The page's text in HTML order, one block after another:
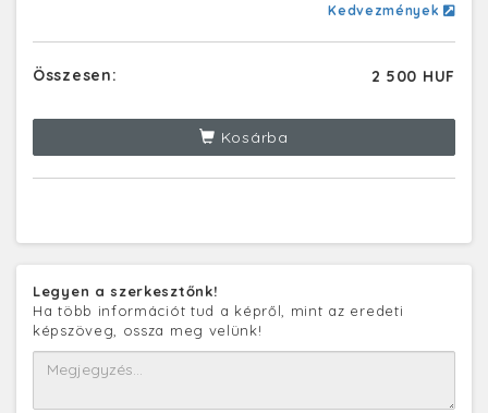
Kedvezmények
Összesen: 2 500 HUF
Kosárba
Legyen a szerkesztőnk!
Ha több információt tud a képről, mint az eredeti
képszöveg, ossza meg velünk!